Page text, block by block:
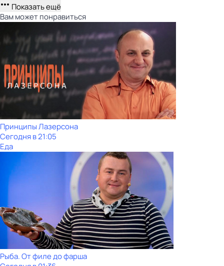
Показать ещё
Вам может понравиться
Принципы Лазерсона
Сегодня в 21:05
Еда
Рыба. От филе до фарша